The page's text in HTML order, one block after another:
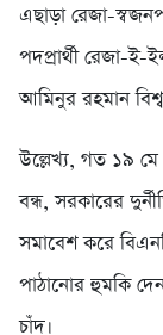
এছাড়া রেজা-
পদপ্রার্থী রেজা-
আমিনুর রহমান
উল্লেখ্য, গত ১৯ মে
বন্ধ, সরকারের
সমাবেশ করে
পাঠানোর হুমকি
চাঁদ।